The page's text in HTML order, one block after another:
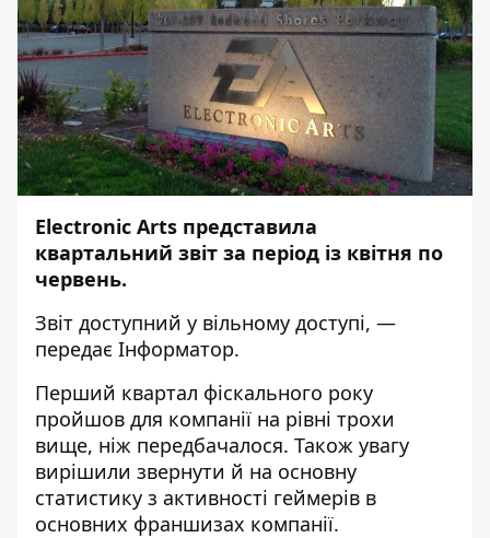
Electronic Arts представила
квартальний звіт за період із квітня по
червень.
Звіт доступний у вільному доступі, —
передає Інформатор.
Перший квартал фіскального року
пройшов для компанії на рівні трохи
вище, ніж передбачалося. Також увагу
вирішили звернути й на основну
статистику з активності геймерів в
основних франшизах компанії.